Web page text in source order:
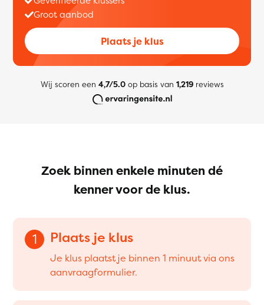
Groot aanbod
Plaats je klus
Wij scoren een 4,7/5.0op basis van 1,219reviews
Zoek binnen enkele minuten dé
kenner voor de klus.
1 Plaats je klus
Je klus plaatst je binnen 1 minuut via ons
aanvraagformulier.